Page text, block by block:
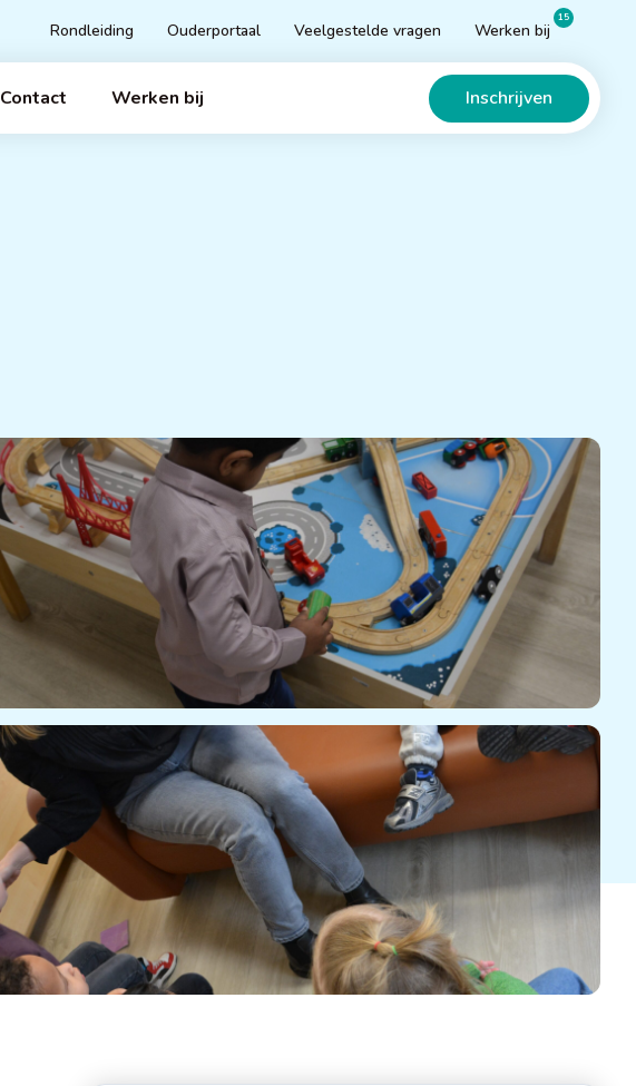
Rondleiding Ouderportaal Veelgestelde vragen Werken bij
15
Contact Werken bij Inschrijven